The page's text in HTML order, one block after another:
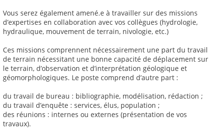
Vous serez également amené.e à travailler sur des missions
d’expertises en collaboration avec vos collègues (hydrologie,
hydraulique, mouvement de terrain, nivologie, etc.)
Ces missions comprennent nécessairement une part du travail
de terrain nécessitant une bonne capacité de déplacement sur
le terrain, d’observation et d’interprétation géologique et
géomorphologiques. Le poste comprend d’autre part :
du travail de bureau : bibliographie, modélisation, rédaction ;
du travail d’enquête : services, élus, population ;
des réunions : internes ou externes (présentation de vos
travaux).